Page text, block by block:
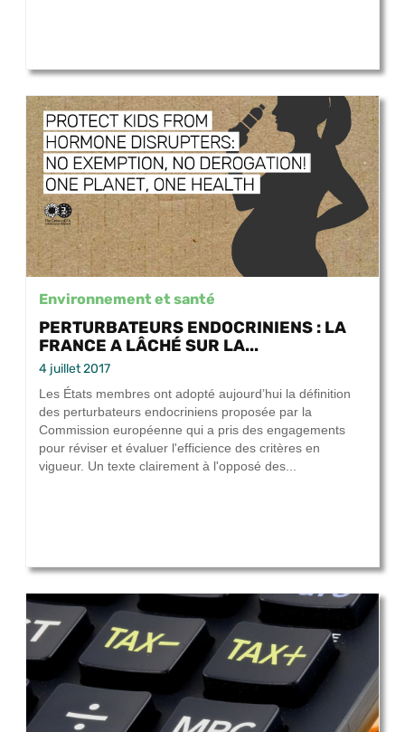
Environnement et santé
PERTURBATEURS ENDOCRINIENS : LA
FRANCE A LÂCHÉ SUR LA...
4 juillet 2017
Les États membres ont adopté aujourd’hui la définition
des perturbateurs endocriniens proposée par la
Commission européenne qui a pris des engagements
pour réviser et évaluer l'efficience des critères en
vigueur. Un texte clairement à l'opposé des...